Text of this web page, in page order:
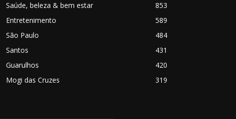
Saúde, beleza & bem estar
853
Entretenimento
589
São Paulo
484
Santos
431
Guarulhos
420
Mogi das Cruzes
319